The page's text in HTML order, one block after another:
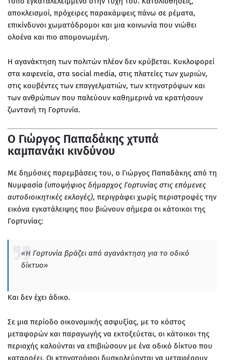
αποκλεισμοί, πρόχειρες παρακάμψεις πάνω σε ρέματα,
επικίνδυνοι χωματόδρομοι και μια κοινωνία που νιώθει
ολοένα και πιο απομονωμένη.
Η αγανάκτηση των πολιτών πλέον δεν κρύβεται. Κυκλοφορεί
στα καφενεία, στα social media, στις πλατείες των χωριών,
στις κουβέντες των επαγγελματιών, των κτηνοτρόφων και
των ανθρώπων που παλεύουν καθημερινά να κρατήσουν
ζωντανή τη Γορτυνία.
Ο Γιώργος Παπαδάκης χτυπά
καμπανάκι κινδύνου
Με δημόσιες παρεμβάσεις του, ο Γιώργος Παπαδάκης από τη
Νυμφασία (υποψήφιος δήμαρχος Γορτυνίας στις επόμενες
αυτοδιοικητικές εκλογές), περιγράφει χωρίς περιστροφές την
εικόνα εγκατάλειψης που βιώνουν σήμερα οι κάτοικοι της
Γορτυνίας:
«Η Γορτυνία βράζει από αγανάκτηση για το οδικό
δίκτυο»
Και δεν έχει άδικο.
Σε μια περίοδο οικονομικής ασφυξίας, με το κόστος
μεταφορών και παραγωγής να εκτοξεύεται, οι κάτοικοι της
περιοχής καλούνται να επιβιώσουν με ένα οδικό δίκτυο που
καταρρέει. Οι κτηνοτρόφοι δυσκολεύονται να μεταφέρουν